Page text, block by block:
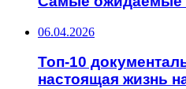
06.04.2026
Топ-10
настоящая жизнь